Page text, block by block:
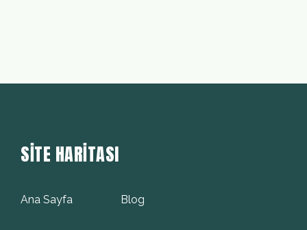
SITE HARITASI
Ana Sayfa Blog